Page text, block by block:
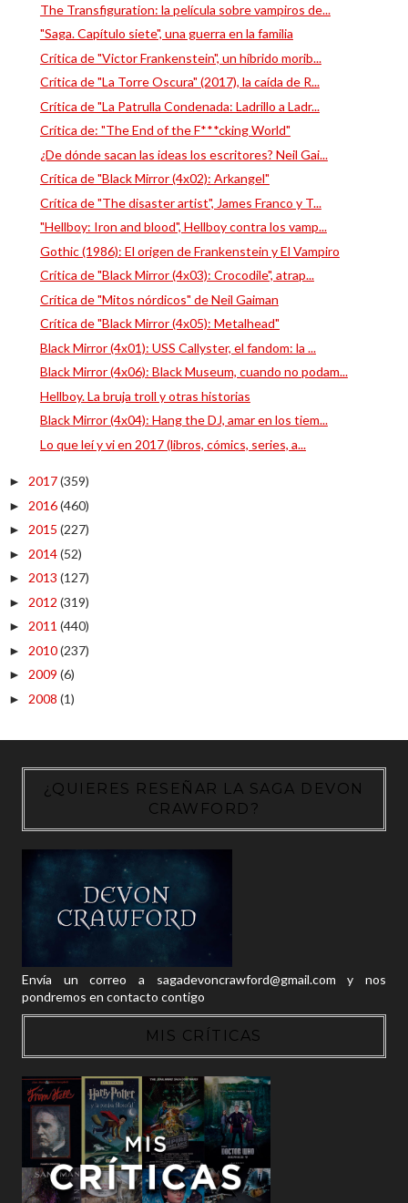
The Transfiguration: la película sobre vampiros de...
"Saga. Capítulo siete", una guerra en la familia
Crítica de "Victor Frankenstein", un híbrido morib...
Crítica de "La Torre Oscura" (2017), la caída de R...
Crítica de "La Patrulla Condenada: Ladrillo a Ladr...
Crítica de: "The End of the F***cking World"
¿De dónde sacan las ideas los escritores? Neil Gai...
Crítica de "Black Mirror (4x02): Arkangel"
Crítica de "The disaster artist", James Franco y T...
"Hellboy: Iron and blood", Hellboy contra los vamp...
Gothic (1986): El origen de Frankenstein y El Vampiro
Crítica de "Black Mirror (4x03): Crocodile", atrap...
Crítica de "Mitos nórdicos" de Neil Gaiman
Crítica de "Black Mirror (4x05): Metalhead"
Black Mirror (4x01): USS Callyster, el fandom: la ...
Black Mirror (4x06): Black Museum, cuando no podam...
Hellboy. La bruja troll y otras historias
Black Mirror (4x04): Hang the DJ, amar en los tiem...
Lo que leí y vi en 2017 (libros, cómics, series, a...
► 2017(359)
► 2016(460)
► 2015 (227)
► 2014(52)
► 2013 (127)
► 2012 (319)
► 2011 (440)
► 2010(237)
► 2009 (6)
► 2008 (1)
¿QUIERES RESEÑAR LA SAGA DEVON
CRAWFORD?
Envía un correo a sagadevoncrawford@gmail.com y nos
pondremos en contacto contigo
MIS CRÍTICAS